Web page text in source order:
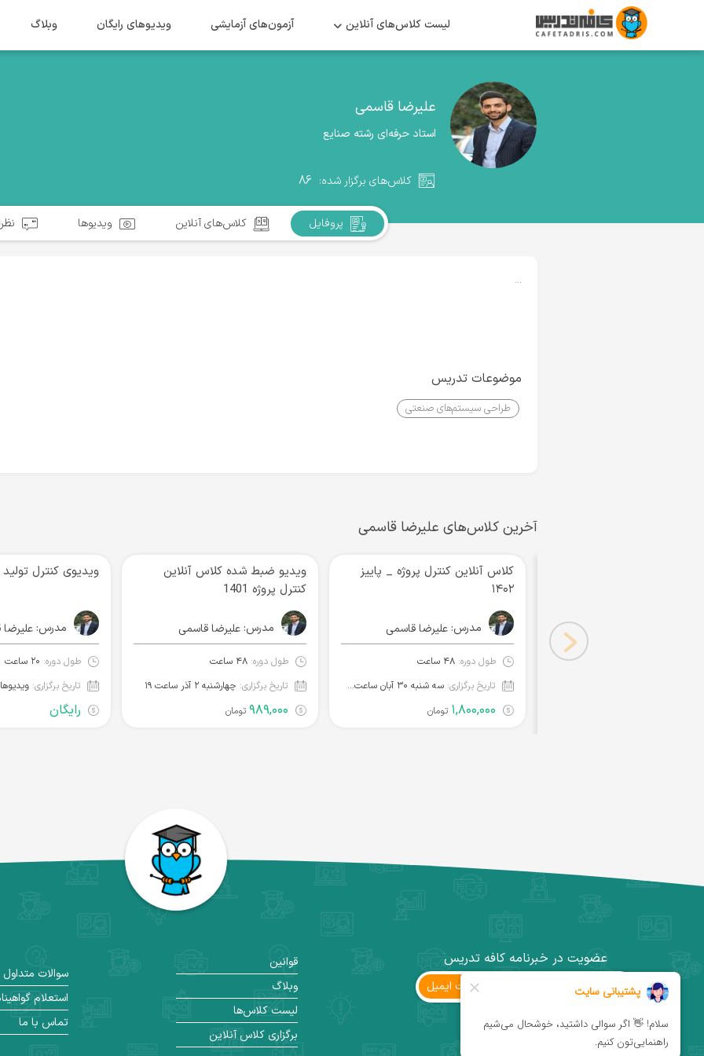
لیست کلاس‌های آنلاین آزمون‌های آزمایشی ویدیو‌های رایگان وبلاگ
علیرضا قاسمی
استاد حرفه‌ای رشته صنایع
کلاس‌های برگزار شده: ۸۶
پروفایل کلاس‌های آنلاین ویدیوها
...
موضوعات تدریس
طراحی سیستم‌های صنعتی
آخرین کلاس‌های علیرضا قاسمی
کلاس آنلاین کنترل پروژه _ پاییز
۱۴۰۲
مدرس: علیرضا قاسمی
طول دوره: ۴۸ ساعت
تاریخ برگزاری:
سه شنبه ۳۰ آبان ساعت ۱۸
۱,۸۰۰,۰۰۰ تومان
ویدیو ضبط شده کلاس آنلاین
کنترل پروژه 1401
مدرس: علیرضا قاسمی
طول دوره: ۴۸ ساعت
تاریخ برگزاری: چهارشنبه ۲ آذر ساعت ۱۹
۹۸۹,۰۰۰ تومان
ویدیوی کنترل
مدرس:
طول دوره: ۲۰ ساعت
تاریخ برگزاری:
رایگان
عضویت در خبرنامه کافه تدریس
ثبت ‌ایمیل
کانال تلگرام
قوانین
وبلاگ
لیست کلاس‌ها
برگزاری کلاس آنلاین
سوالات متداول
استعلام
تماس با ما